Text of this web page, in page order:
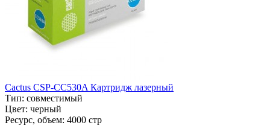
Cactus CSP-CC530A Картридж лазерный
Тип: совместимый
Цвет: черный
Ресурс, объем: 4000 стр